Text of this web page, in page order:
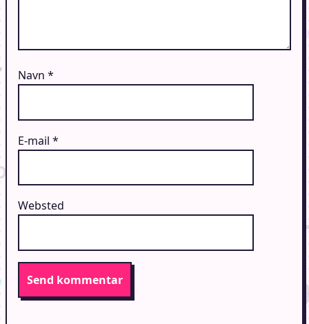
Navn *
E-mail *
Websted